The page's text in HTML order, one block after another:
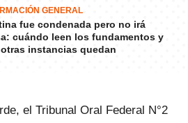
GENERAL
fue condenada pero no irá
cuándo leen los fundamentos y
instancias quedan
el Tribunal Oral Federal N°2